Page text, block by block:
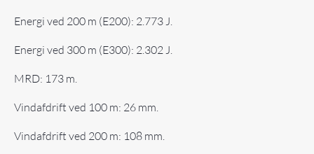
Energi ved 200 m (E200): 2.773 J.
Energi ved 300 m (E300): 2.302 J.
MRD: 173 m.
Vindafdrift ved 100 m: 26 mm.
Vindafdrift ved 200 m: 108 mm.